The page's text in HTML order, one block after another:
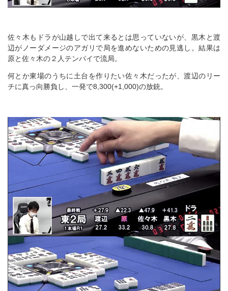
佐々木もドラが山越しで出て来るとは思っていないが、黒木と渡
辺がノーダメージのアガリで局を進めないための見逃し。結果は
原と佐々木の２人テンパイで流局。
何とか東場のうちに土台を作りたい佐々木だったが、渡辺のリー
チに真っ向勝負し、一発で8,300(+1,000)の放銃。